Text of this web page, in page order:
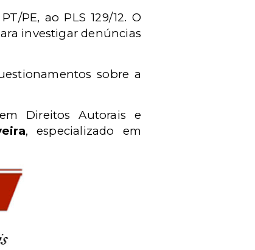
PE, ao PLS 129/12. O
investigar denúncias
sobre a
Direitos Autorais e
, especializado em